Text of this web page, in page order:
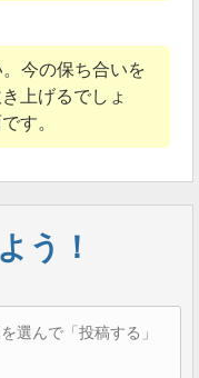
今の保ち合いを
上げるでしょ
す。
う！